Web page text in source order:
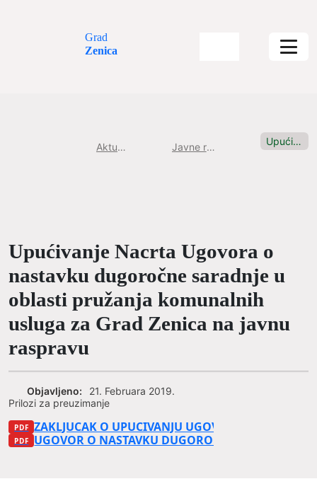
Grad
Zenica
Aktuelnosti Javne rasprave Upućivanje Nacrta Ugovora o nastavku...
Upućivanje Nacrta Ugovora o
nastavku dugoročne saradnje u
oblasti pružanja komunalnih
usluga za Grad Zenica na javnu
raspravu
Prilozi za preuzimanje
ZAKLJUCAK O UPUCIVANJU UGOVORA O
UGOVOR O NASTAVKU DUGOROCNE SARADNJE
Objavljeno: 21. Februara 2019.